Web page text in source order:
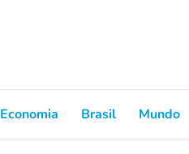
Economia Brasil Mundo